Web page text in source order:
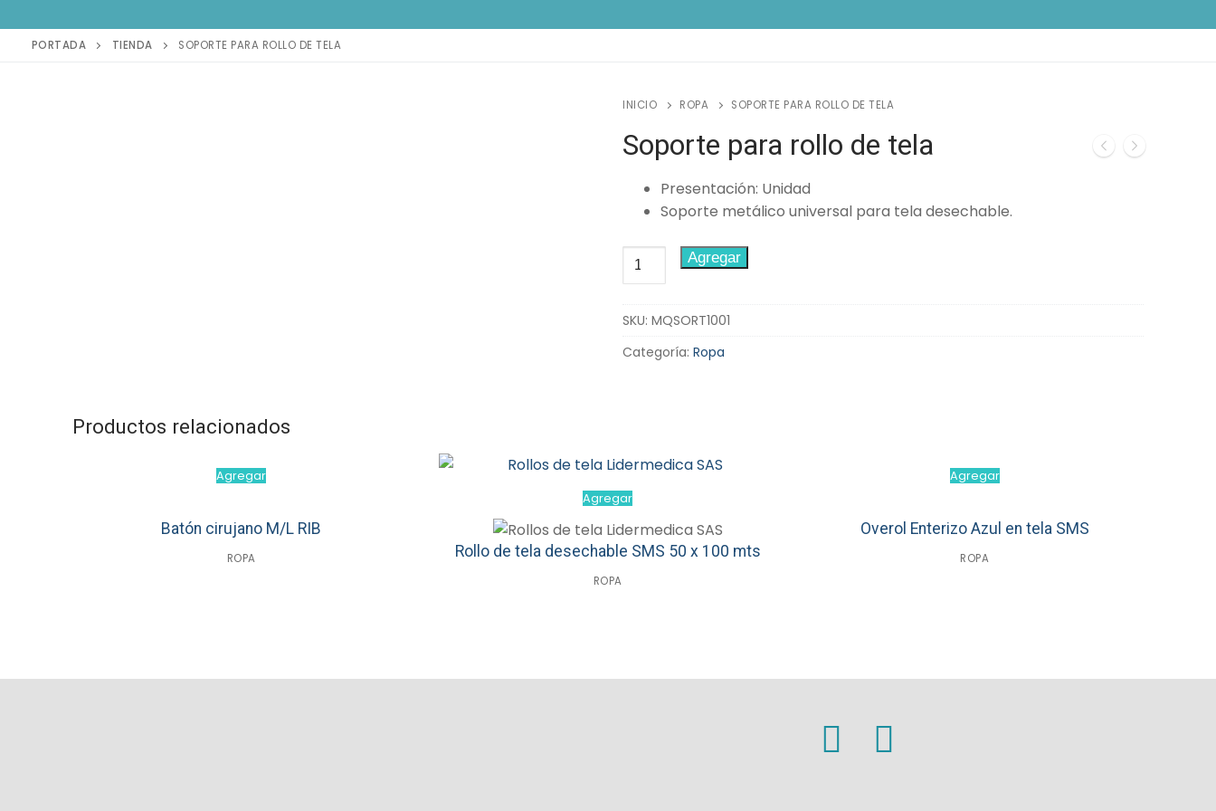
PORTADA TIENDA SOPORTE PARA ROLLO DE TELA
INICIO ROPA SOPORTE PARA ROLLO DE TELA
Soporte para rollo de tela
Presentación: Unidad
Soporte metálico universal para tela desechable.
Soporte
para
de
tela
Agregar
SKU: MQSORT1001
Categoría: Ropa
Productos relacionados
Agregar
Batón cirujano M/L RIB
ROPA
Agregar
Rollo de tela desechable SMS 50 x 100 mts
ROPA
Agregar
Overol Enterizo Azul en tela SMS
ROPA